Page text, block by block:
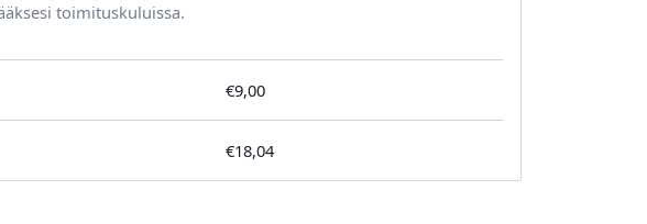
toimituskuluissa.
€9,00
€18,04